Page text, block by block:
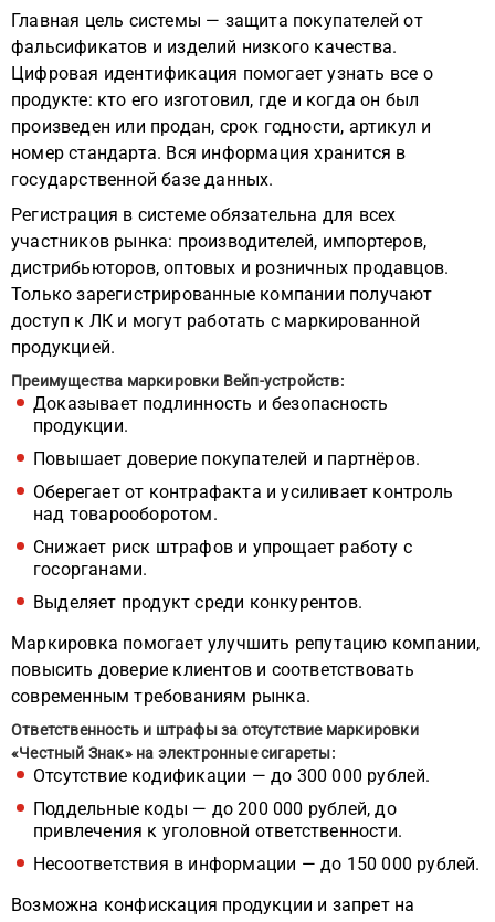
Главная цель системы — защита покупателей от
фальсификатов и изделий низкого качества.
Цифровая идентификация помогает узнать все о
продукте: кто его изготовил, где и когда он был
произведен или продан, срок годности, артикул и
номер стандарта. Вся информация хранится в
государственной базе данных.
Регистрация в системе обязательна для всех
участников рынка: производителей, импортеров,
дистрибьюторов, оптовых и розничных продавцов.
Только зарегистрированные компании получают
доступ к ЛК и могут работать с маркированной
продукцией.
Преимущества маркировки Вейп-устройств:
Доказывает подлинность и безопасность
продукции.
Повышает доверие покупателей и партнёров.
Оберегает от контрафакта и усиливает контроль
над товарооборотом.
Снижает риск штрафов и упрощает работу с
госорганами.
Выделяет продукт среди конкурентов.
Маркировка помогает улучшить репутацию компании,
повысить доверие клиентов и соответствовать
современным требованиям рынка.
Ответственность и штрафы за отсутствие маркировки
«Честный Знак» на электронные сигареты:
Отсутствие кодификации — до 300 000 рублей.
Поддельные коды — до 200 000 рублей, до
привлечения к уголовной ответственности.
Несоответствия в информации — до 150 000 рублей.
Возможна конфискация продукции и запрет на